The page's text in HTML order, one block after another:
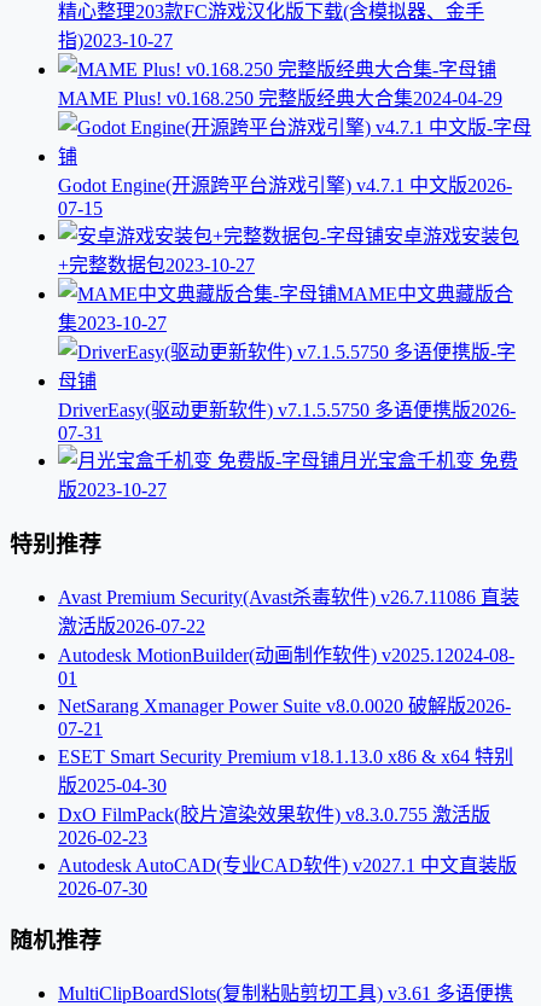
精心整理203款FC游戏汉化版下载(含模拟器、金手
指)2023-10-27
MAME Plus! v0.168.250 完整版经典大合集2024-04-29
Godot Engine(开源跨平台游戏引擎) v4.7.1 中文版2026-
07-15
安卓游戏安装包
+完整数据包2023-10-27
MAME中文典藏版合
集2023-10-27
DriverEasy(驱动更新软件) v7.1.5.5750 多语便携版2026-
07-31
月光宝盒千机变 免费
版2023-10-27
特别推荐
Avast Premium Security(Avast杀毒软件) v26.7.11086 直装
激活版2026-07-22
Autodesk MotionBuilder(动画制作软件) v2025.1 2024-08-
01
NetSarang Xmanager Power Suite v8.0.0020 破解版2026-
07-21
ESET Smart Security Premium v18.1.13.0 x86 & x64 特别
版2025-04-30
DxO FilmPack(胶片渲染效果软件) v8.3.0.755 激活版
2026-02-23
Autodesk AutoCAD(专业CAD软件) v2027.1 中文直装版
2026-07-30
随机推荐
MultiClipBoardSlots(复制粘贴剪切工具) v3.61 多语便携